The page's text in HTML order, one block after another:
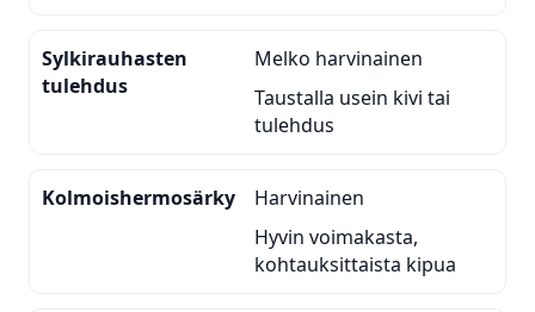
Sylkirauhasten
tulehdus
Melko harvinainen
Taustalla usein kivi tai
tulehdus
Kolmoishermosärky
Harvinainen
Hyvin voimakasta,
kohtauksittaista kipua